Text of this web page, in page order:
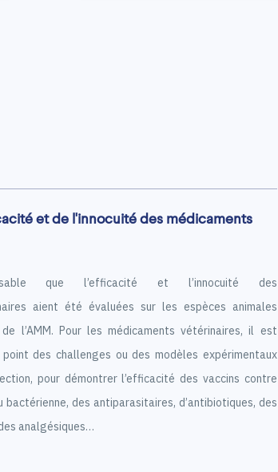
et de l'innocuité des médicaments
que l’efficacité et l’innocuité des
aient été évaluées sur les espèces animales
l’AMM. Pour les médicaments vétérinaires, il est
des challenges ou des modèles expérimentaux
pour démontrer l’efficacité des vaccins contre
bactérienne, des antiparasitaires, d’antibiotiques, des
analgésiques…